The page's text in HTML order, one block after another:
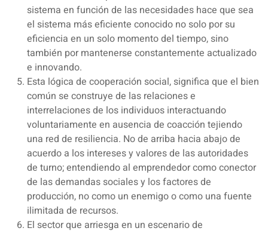
sistema en función de las necesidades hace que sea
el sistema más eficiente conocido no solo por su
eficiencia en un solo momento del tiempo, sino
también por mantenerse constantemente actualizado
e innovando.
Esta lógica de cooperación social, significa que el bien
común se construye de las relaciones e
interrelaciones de los individuos interactuando
voluntariamente en ausencia de coacción tejiendo
una red de resiliencia. No de arriba hacia abajo de
acuerdo a los intereses y valores de las autoridades
de turno; entendiendo al emprendedor como conector
de las demandas sociales y los factores de
producción, no como un enemigo o como una fuente
ilimitada de recursos.
El sector que arriesga en un escenario de